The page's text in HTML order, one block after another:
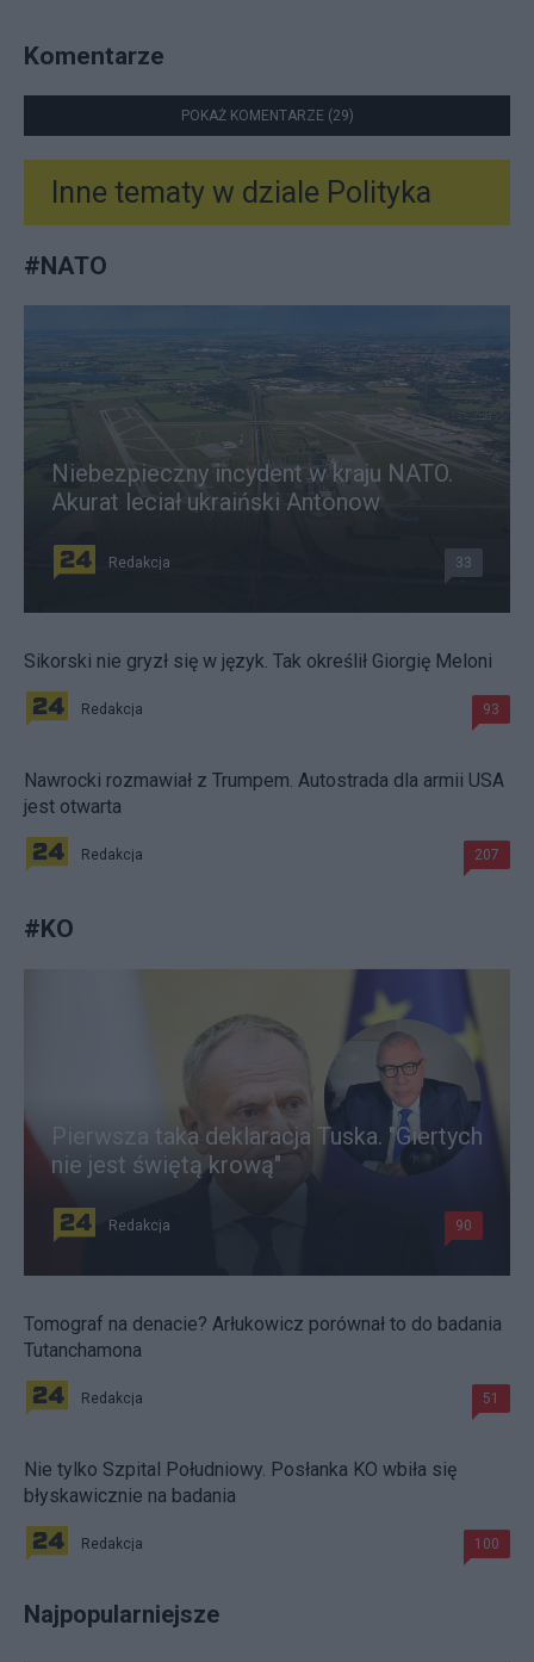
Komentarze
POKAŻ KOMENTARZE (29)
Inne tematy w dziale Polityka
#NATO
Niebezpieczny incydent w kraju NATO.
Akurat leciał ukraiński Antonow
Redakcja 33
Sikorski nie gryzł się w język. Tak określił Giorgię Meloni
Redakcja 93
Nawrocki rozmawiał z Trumpem. Autostrada dla armii USA
jest otwarta
Redakcja 207
#KO
Pierwsza taka deklaracja Tuska. "Giertych
nie jest świętą krową"
Redakcja 90
Tomograf na denacie? Arłukowicz porównał to do badania
Tutanchamona
Redakcja 51
Nie tylko Szpital Południowy. Posłanka KO wbiła się
błyskawicznie na badania
Redakcja 100
Najpopularniejsze